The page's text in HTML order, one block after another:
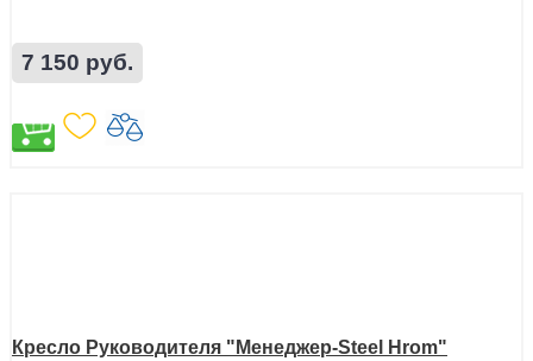
7 150 руб.
Кресло Руководителя "Менеджер-Steel Hrom"